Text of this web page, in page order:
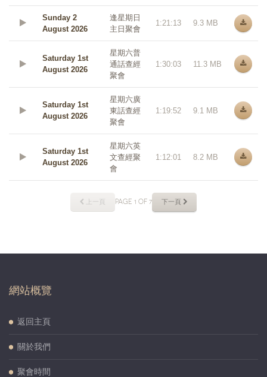
Sunday 2
August 2026
逢星期日
主日聚會
1:21:13 9.3 MB
Saturday 1st
August 2026
星期六普
通話查經
聚會
1:30:03 11.3 MB
Saturday 1st
August 2026
星期六廣
東話查經
聚會
1:19:52 9.1 MB
Saturday 1st
August 2026
星期六英
文查經聚
會
1:12:01 8.2 MB
上一頁 PAGE 1 OF 7 下一頁
網站概覽
返回主頁
關於我們
聚會時間